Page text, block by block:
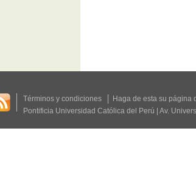
Términos y condiciones Haga de esta su página
Pontificia Universidad Católica del Perú | Av.